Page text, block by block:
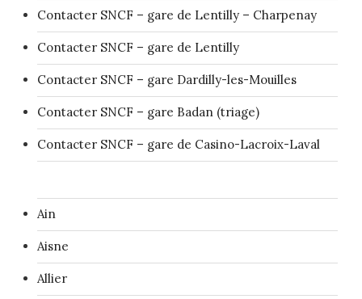
Contacter SNCF – gare de Lentilly – Charpenay
Contacter SNCF – gare de Lentilly
Contacter SNCF – gare Dardilly-les-Mouilles
Contacter SNCF – gare Badan (triage)
Contacter SNCF – gare de Casino-Lacroix-Laval
Ain
Aisne
Allier